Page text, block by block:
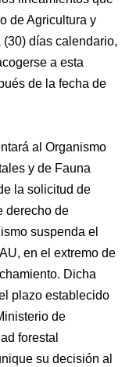
de Agricultura y
días calendario,
a esta
de la fecha de
al Organismo
y de Fauna
la solicitud de
derecho de
suspenda el
en el extremo de
Dicha
plazo establecido
de
forestal
su decisión al